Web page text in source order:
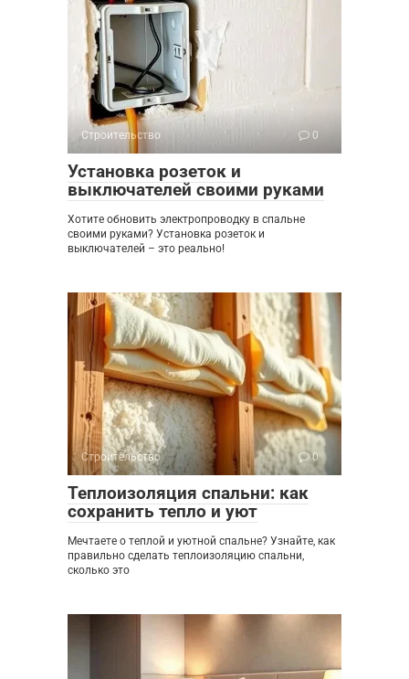
Строительство 0
Установка розеток и
выключателей своими руками
Хотите обновить электропроводку в спальне
своими руками? Установка розеток и
выключателей – это реально!
Строительство 0
Теплоизоляция спальни: как
сохранить тепло и уют
Мечтаете о теплой и уютной спальне? Узнайте, как
правильно сделать теплоизоляцию спальни,
сколько это